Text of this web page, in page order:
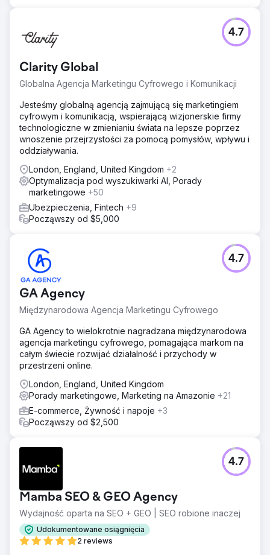
Clarity Global
Globalna Agencja Marketingu Cyfrowego i Komunikacji
4.7
Jesteśmy globalną agencją zajmującą się marketingiem
cyfrowym i komunikacją, wspierającą wizjonerskie firmy
technologiczne w zmienianiu świata na lepsze poprzez
wnoszenie przejrzystości za pomocą pomysłów, wpływu i
oddziaływania.
London, England, United Kingdom +2
Optymalizacja pod wyszukiwarki AI, Porady
marketingowe +50
Ubezpieczenia, Fintech +9
Począwszy od $5,000
GA Agency
Międzynarodowa Agencja Marketingu Cyfrowego
4.7
GA Agency to wielokrotnie nagradzana międzynarodowa
agencja marketingu cyfrowego, pomagająca markom na
całym świecie rozwijać działalność i przychody w
przestrzeni online.
London, England, United Kingdom
Porady marketingowe, Marketing na Amazonie +21
E-commerce, Żywność i napoje +3
Począwszy od $2,500
Mamba SEO & GEO Agency
Wydajność oparta na SEO + GEO | SEO robione inaczej
Udokumentowane osiągnięcia
2 reviews
4.7